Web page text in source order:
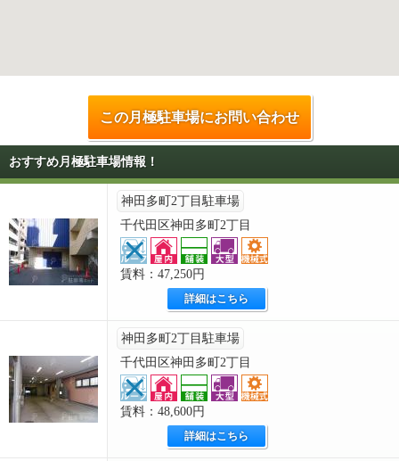
この月極駐車場にお問い合わせ
おすすめ月極駐車場情報！
神田多町2丁目駐車場
千代田区神田多町2丁目
賃料：47,250円
詳細はこちら
神田多町2丁目駐車場
千代田区神田多町2丁目
賃料：48,600円
詳細はこちら